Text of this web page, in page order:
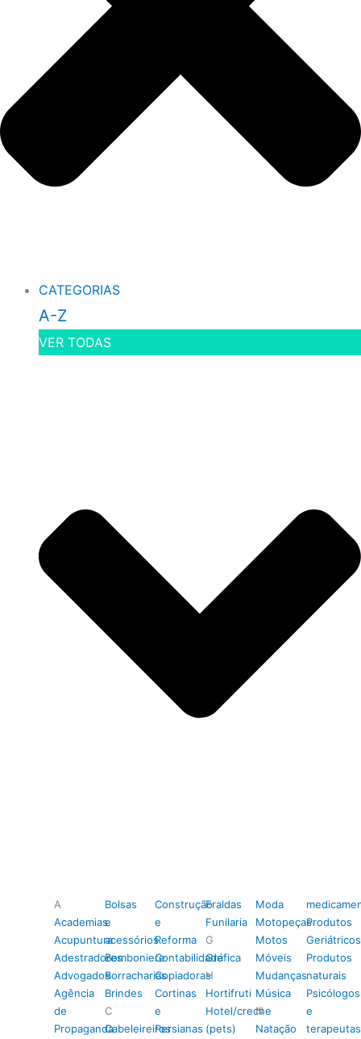
CATEGORIAS
A-Z
VER TODAS
A
Academias
Acupuntura
Adestradores
Advogados
Agência
de
Propaganda
Bolsas
e
acessórios
Bomboniere
Borracharias
Brindes
C
Cabeleireiros
Construção
e
Reforma
Contabilidade
Copiadoras
Cortinas
e
Persianas
Fraldas
Funilaria
G
Gráfica
H
Hortifruti
Hotel/creche
(pets)
Moda
Motopeças
Motos
Móveis
Mudanças
Música
N
Natação
Produtos
Geriátricos
Produtos
naturais
Psicólogos
e
terapeutas